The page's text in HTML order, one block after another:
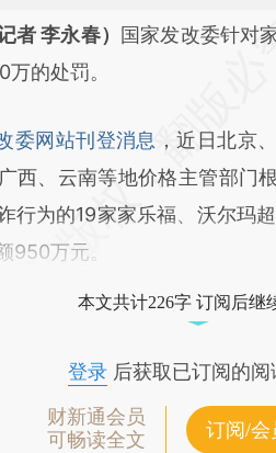
头增加这段话：本
0ArTnbfB](https://
者 李永春） 国家发改委针对
的处罚。
委网站刊登消息 ，近日北京
西、云南等地价格主管部门
行为的19家家乐福、沃尔玛
950万元。
本文共计226字 订阅后继
登录后获取已订阅的阅
财新通会员
可畅读全文
订阅/会